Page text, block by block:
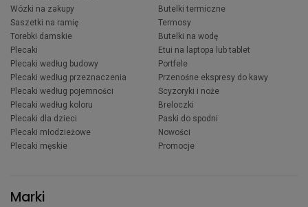
Wózki na zakupy
Saszetki na ramię
Torebki damskie
Plecaki
Plecaki według budowy
Plecaki według przeznaczenia
Plecaki według pojemności
Plecaki według koloru
Plecaki dla dzieci
Plecaki młodzieżowe
Plecaki męskie
Butelki termiczne
Termosy
Butelki na wodę
Etui na laptopa lub tablet
Portfele
Przenośne ekspresy do kawy
Scyzoryki i noże
Breloczki
Paski do spodni
Nowości
Promocje
Marki